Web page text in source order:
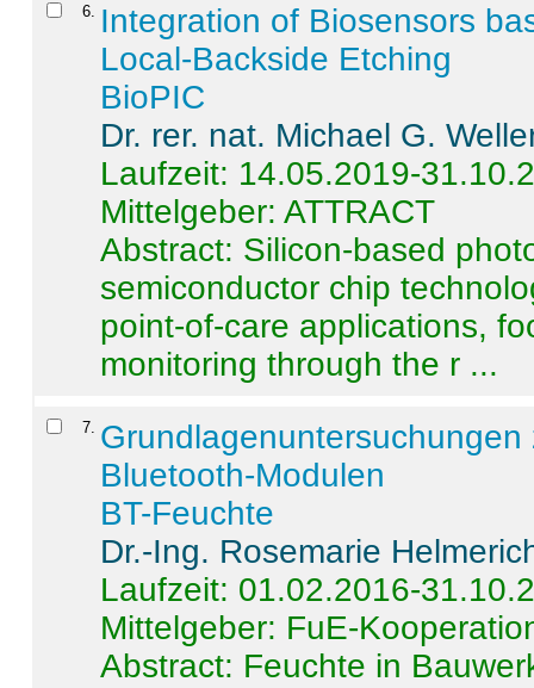
6
Integration of Biosensors
Local-Backside Etching
BioPIC
Dr. rer. nat. Michael G.
Laufzeit: 14.05.2019-
Mittelgeber: ATTRACT
Abstract: Silicon-based
semiconductor chip
point-of-care applications,
monitoring through the r ...
7
Bluetooth-Modulen
BT-Feuchte
Dr.-Ing. Rosemarie
Laufzeit: 01.02.2016-
Mittelgeber: FuE-
Abstract: Feuchte in